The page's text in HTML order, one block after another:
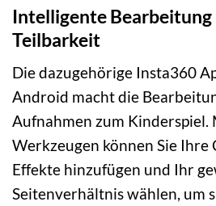
Intelligente Bearbeitung
Teilbarkeit
Die dazugehörige Insta360
Android macht die
Aufnahmen zum
Werkzeugen können Sie Ihre
Effekte hinzufügen und Ihr
Seitenverhältnis wählen, um